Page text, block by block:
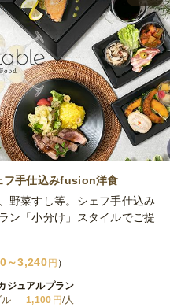
フ手仕込みfusion洋食
野菜すし等。シェフ手仕込み
ン「小分け」スタイルでご提
～3,240 円
ジュアルプラン
1,100 円/人